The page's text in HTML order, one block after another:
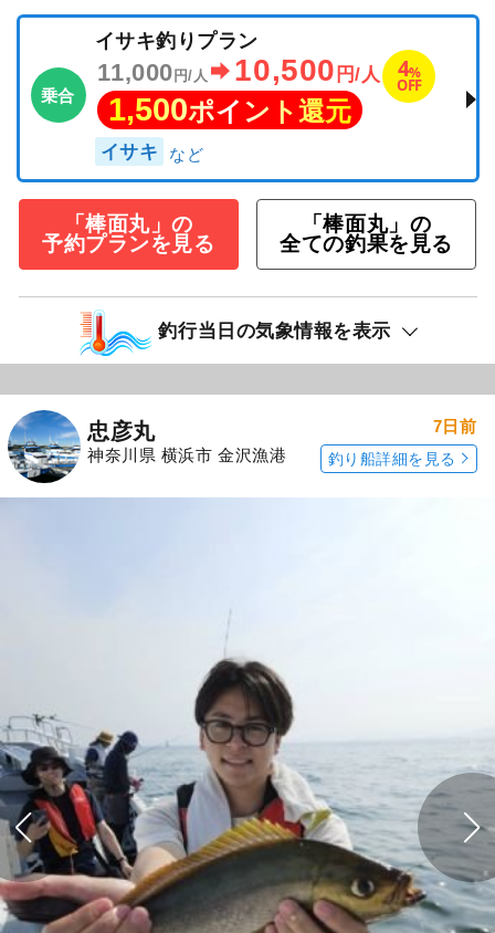
乗合
イサキ釣りプラン
11,000 円/人 10,500 円/人 4%
OFF
1,500ポイント還元
イサキ
「棒面丸」の
予約プランを見る
「棒面丸」の
全ての釣果を見る
釣行当日の気象情報を表示
忠彦丸
神奈川県 横浜市 金沢漁港
7日前
釣り船詳細を見る